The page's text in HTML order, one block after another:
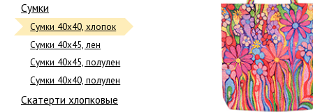
Сумки
Сумки 40х40, хлопок
Сумки 40х45, лен
Сумки 40х45, полулен
Сумки 40х40, полулен
Скатерти хлопковые